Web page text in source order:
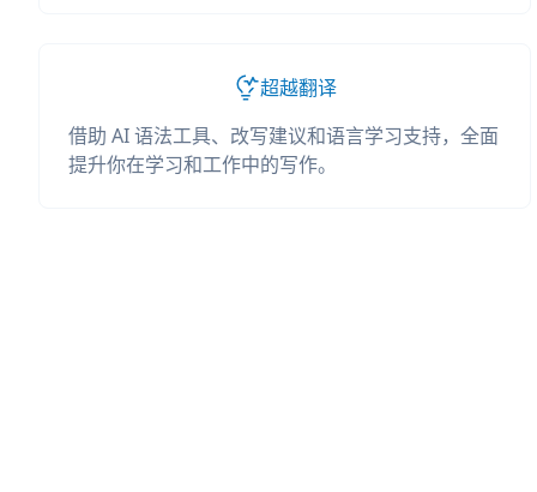
超越翻译
借助 AI 语法工具、改写建议和语言学习支持，全面
提升你在学习和工作中的写作。